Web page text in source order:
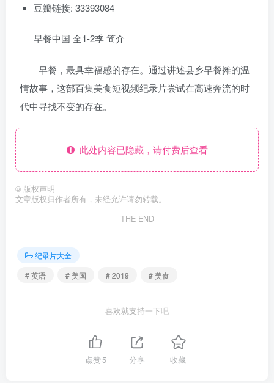
豆瓣链接: 33393084
早餐中国 全1-2季 简介
早餐，最具幸福感的存在。通过讲述县乡早餐摊的温
情故事，这部百集美食短视频纪录片尝试在高速奔流的时
代中寻找不变的存在。
此处内容已隐藏，请付费后查看
© 版权声明
文章版权归作者所有，未经允许请勿转载。
THE END
纪录片大全
# 英语
# 美国 # 2019 # 美食
喜欢就支持一下吧
点赞5 分享 收藏